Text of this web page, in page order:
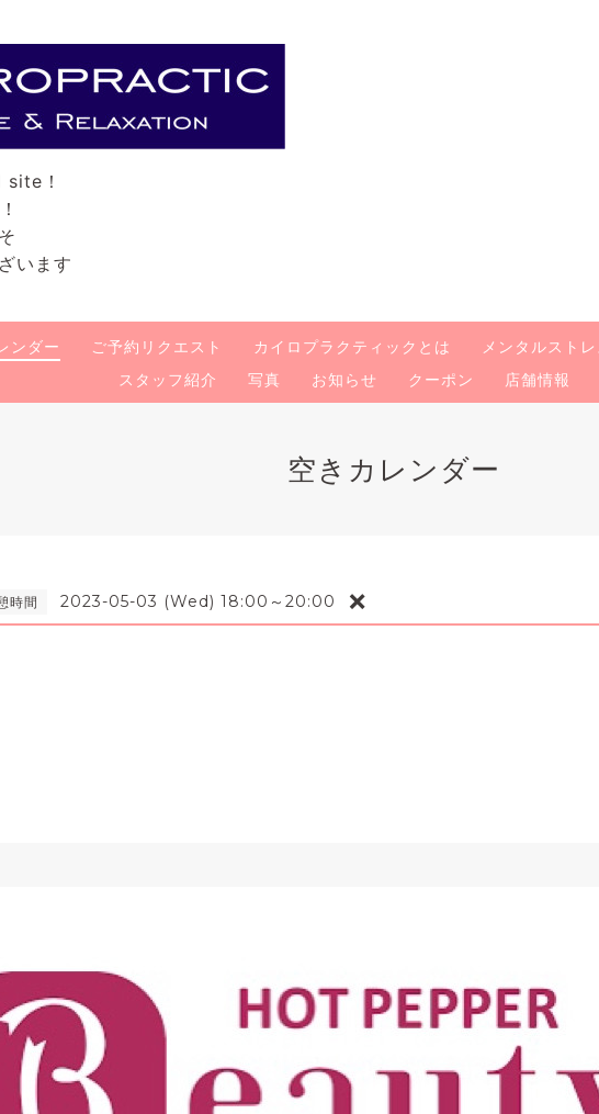
！
います
ンダー ご予約リクエスト カイロプラクティックとは メンタルスト
スタッフ紹介
写真 お知らせ クーポン 店舗情報
空きカレンダー
時間 2023-05-03 (Wed) 18:00～20:00 ❌